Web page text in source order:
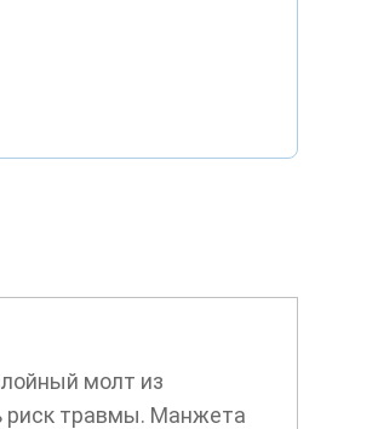
молт из
риск травмы. Манжета